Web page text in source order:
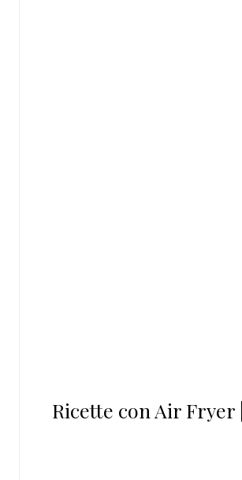
Ricette con Air Fryer